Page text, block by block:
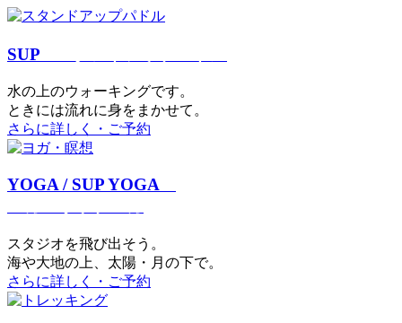
SUP
⽔の上のウォーキングです。
ときには流れに身をまかせて。
さらに詳しく・ご予約
YOGA / SUP YOGA
スタジオを⾶び出そう。
海や大地の上、太陽・⽉の下で。
さらに詳しく・ご予約